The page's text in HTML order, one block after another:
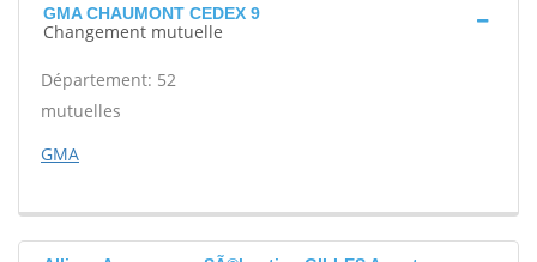
GMA CHAUMONT CEDEX 9
Changement mutuelle
Département: 52
mutuelles
GMA